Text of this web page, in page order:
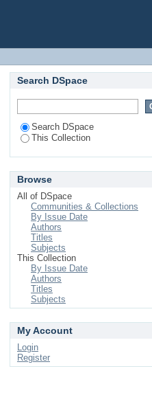
bezpečného
Search DSpace
Search DSpace
This Collection
Browse
All of DSpace
Communities & Collections
By Issue Date
Authors
Titles
Subjects
This Collection
By Issue Date
Authors
Titles
Subjects
My Account
Login
Register